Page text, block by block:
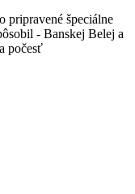
pripravené špeciálne
- Banskej Belej a
počesť